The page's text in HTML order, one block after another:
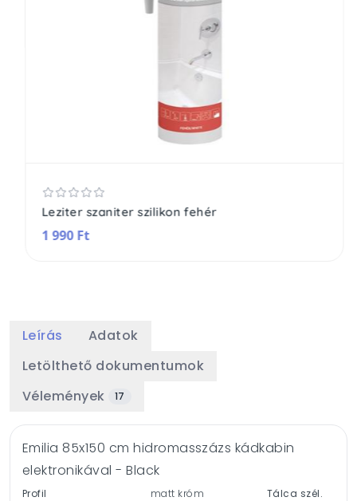
Leziter szaniter szilikon fehér
1 990 Ft
Leírás
Adatok
Letölthető dokumentumok
Vélemények
17
Emilia 85x150 cm hidromasszázs kádkabin
elektronikával - Black
Profil matt króm
Tálca szél.